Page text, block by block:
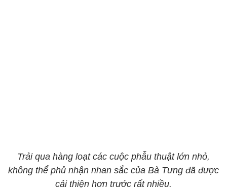
Trải qua hàng loạt các cuộc phẫu thuật lớn nhỏ,
không thể phủ nhận nhan sắc của Bà Tưng đã được
cải thiện hơn trước rất nhiều.